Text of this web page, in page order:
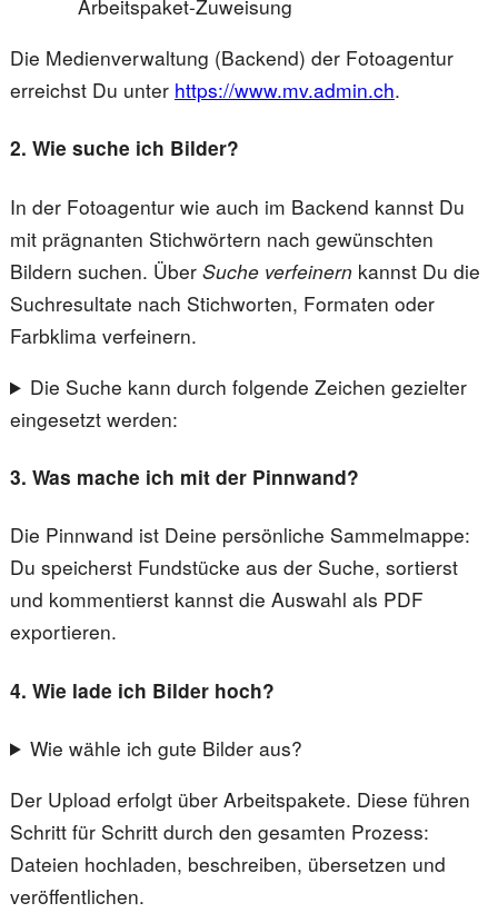
Arbeitspaket-Zuweisung
Die Medienverwaltung (Backend) der Fotoagentur
erreichst Du unter https://www.mv.admin.ch.
2. Wie suche ich Bilder?
In der Fotoagentur wie auch im Backend kannst Du
mit prägnanten Stichwörtern nach gewünschten
Bildern suchen. Über Suche verfeinern kannst Du die
Suchresultate nach Stichworten, Formaten oder
Farbklima verfeinern.
Die Suche kann durch folgende Zeichen gezielter
eingesetzt werden:
3. Was mache ich mit der Pinnwand?
Die Pinnwand ist Deine persönliche Sammelmappe:
Du speicherst Fundstücke aus der Suche, sortierst
und kommentierst kannst die Auswahl als PDF
exportieren.
4. Wie lade ich Bilder hoch?
Wie wähle ich gute Bilder aus?
Der Upload erfolgt über Arbeitspakete. Diese führen
Schritt für Schritt durch den gesamten Prozess:
Dateien hochladen, beschreiben, übersetzen und
veröffentlichen.